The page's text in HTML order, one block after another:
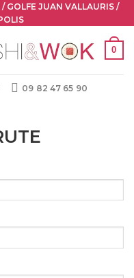
GOLFE JUAN VALLAURIS /
0
09 82 47 65 90